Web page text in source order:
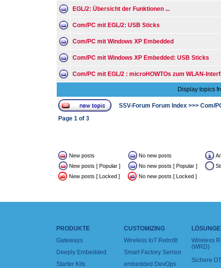
EGL/2: Übersicht der Funktionen ...
Com/PC mit EGL/2: USB Sticks
Com/PC mit Windows XP Embedded
Com/PC mit Windows XP Embedded: USB Sticks
Com/PC mit EGL/2 : microHOWTOs zum WLAN-
Display topics
SSV-Forum Forum Index >>> Com/
Page 1 of 3
New posts No new posts
New posts [ Popular ]
No new posts [ Popular ]
New posts [ Locked ]
No new posts [ Locked ]
PRODUKTE
Gateways
Deeply Embedded
Starter Kits
CUSTOMIZING
Wireless IoT Retrofit
Smart Factory Sensor
embedded DevOps
Wireless
(WRD)
Sichere